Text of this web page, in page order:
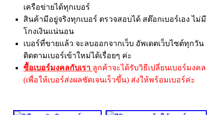
เครือข่ายได้ทุกเบอร์
สินค้ามีอยู่จริงทุกเบอร์ ตรวจสอบได้ สต๊อกเบอร์เอง ไม่มี
โกงเงินแน่นอน
เบอร์ที่ขายแล้ว จะลบออกจากเว็บ อัพเดตเว็บไซต์ทุกวัน
ติดตามเบอร์เข้าใหม่ได้เรื่อยๆ ค่ะ
ซื้อเบอร์มงคลกับเรา ลูกค้าจะได้รับวิธีเปลี่ยนเบอร์มงคล
(เพื่อให้เบอร์ส่งผลชัดเจนเร็วขึ้น) ส่งให้พร้อมเบอร์ค่ะ